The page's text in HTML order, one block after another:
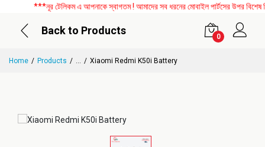
***নূর টেলিকম এ আপনাকে স্বাগতম ! আমাদের সব ধরনের মোবাইল পার্টসের উপর
Back to Products
0
Home Products ... Xiaomi Redmi K50i Battery